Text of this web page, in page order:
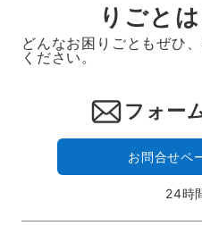
りごと
どんなお困りごともぜひ
ください。
フォー
お問合せペ
24時